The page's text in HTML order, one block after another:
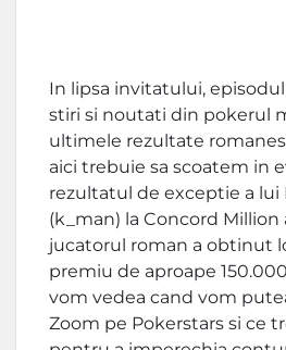
In lipsa invitatului,
stiri si noutati din pokerul
ultimele rezultate
aici trebuie sa scoatem in
rezultatul de exceptie a lui
(k_man) la Concord Million
jucatorul roman a obtinut
premiu de aproape
vom vedea cand vom
Zoom pe Pokerstars si ce